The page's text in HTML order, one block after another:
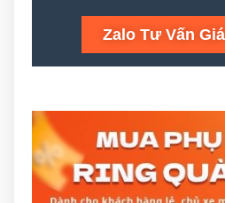
Zalo Tư Vấn